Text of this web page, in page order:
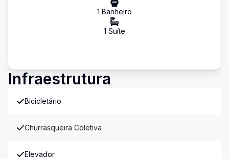
1 Banheiro
1 Suíte
Infraestrutura
Bicicletário
Churrasqueira Coletiva
Elevador